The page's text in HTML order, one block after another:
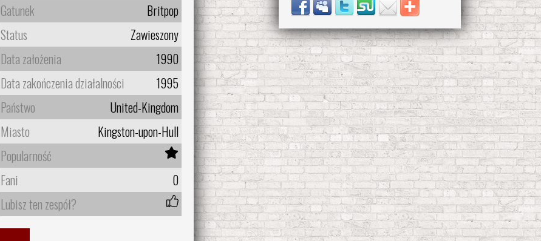
Gatunek
Britpop
Status
Zawieszony
Data założenia
1990
Data zakończenia działalności
1995
Państwo
United-Kingdom
Miasto
Kingston-upon-Hull
Popularność
Fani
0
Lubisz ten zespół?